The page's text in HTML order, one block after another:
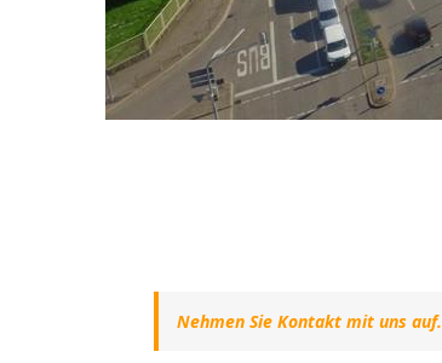
Nehmen Sie Kontakt mit uns auf.